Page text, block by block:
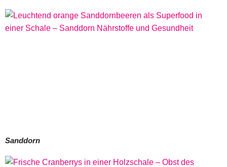
Sanddorn